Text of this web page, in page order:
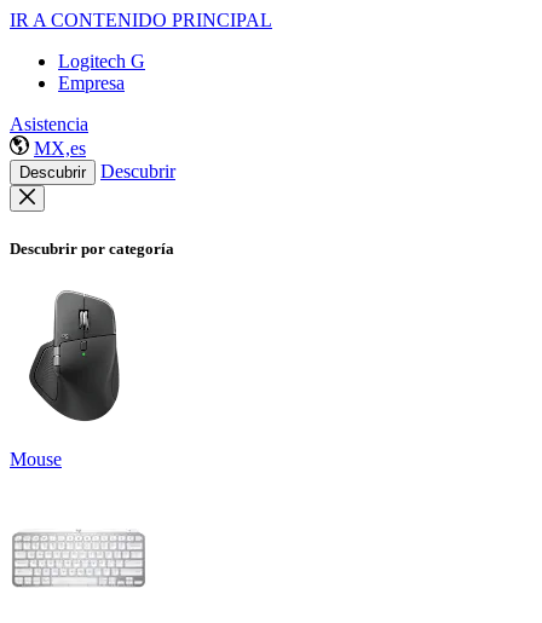
IR A CONTENIDO PRINCIPAL
Logitech G
Empresa
Asistencia
MX,es
Descubrir Descubrir
Descubrir por categoría
Mouse